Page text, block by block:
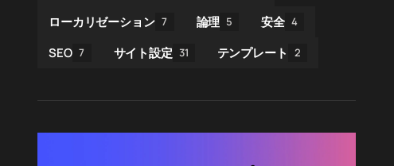
ローカリゼーション 7 論理 5 安全 4
SEO 7 サイト設定 31 テンプレート 2